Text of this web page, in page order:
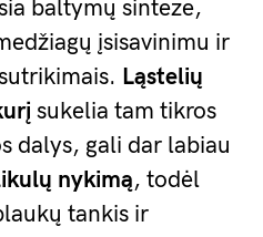
baltymų sinteze,
įsisavinimu ir
Ląstelių
sukelia tam tikros
dalys, gali dar labiau
nykimą, todėl
tankis ir